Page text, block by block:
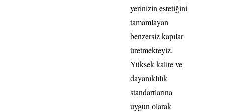
yerinizin estetiğini
tamamlayan
benzersiz kapılar
üretmekteyiz.
Yüksek kalite ve
dayanıklılık
standartlarına
uygun olarak